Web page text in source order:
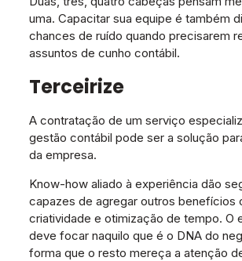
uma. Capacitar sua equipe é também
chances de ruído quando precisarem
assuntos de cunho contábil.
Terceirize
A contratação de um serviço
gestão contábil pode ser a solução
da empresa.
Know-how aliado à experiência dão
capazes de agregar outros benefícios
criatividade e otimização de tempo. O
deve focar naquilo que é o DNA do
forma que o resto mereça a atenção